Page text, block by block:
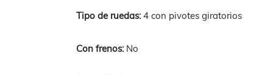
4 con pivotes giratorios
No